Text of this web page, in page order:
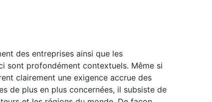
des entreprises ainsi que les
sont profondément contextuels. Même si
clairement une exigence accrue des
de plus en plus concernées, il subsiste de